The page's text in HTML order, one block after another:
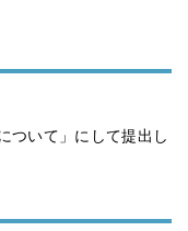
ついて」にして提出し